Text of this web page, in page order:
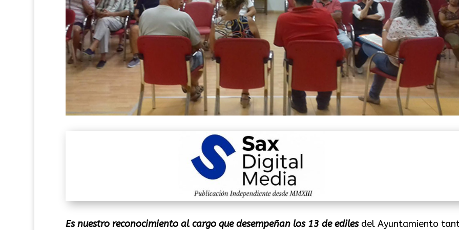
Es nuestro reconocimiento al cargo que desempeñan los 13 de edilesdel Ayuntamiento